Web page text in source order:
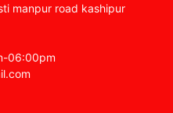
manpur road kashipur
06:00pm